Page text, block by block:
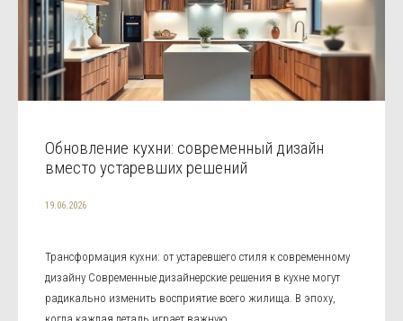
Обновление кухни: современный дизайн
вместо устаревших решений
19.06.2026
Трансформация кухни: от устаревшего стиля к современному
дизайну Современные дизайнерские решения в кухне могут
радикально изменить восприятие всего жилища. В эпоху,